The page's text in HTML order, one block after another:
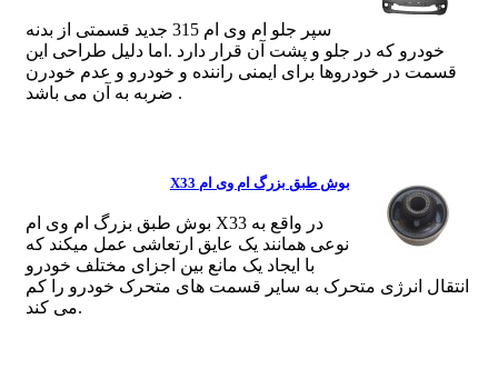
سپر جلو ام وی ام 315 جدید قسمتی از بدنه
خودرو که در جلو و پشت آن قرار دارد .اما دلیل طراحی این
قسمت در خودروها برای ایمنی راننده و خودرو و عدم خودرن
ضربه به آن می باشد .
بوش طبق بزرگ ام وی ام X33
بوش طبق بزرگ ام وی ام X33 در واقع به
نوعی همانند یک عایق ارتعاشی عمل میکند که
با ایجاد یک مانع بین اجزای مختلف خودرو
انتقال انرژی متحرک به سایر قسمت های متحرک خودرو را کم
می کند.